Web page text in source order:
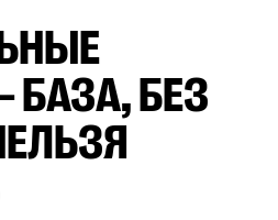
БАЗА, БЕЗ